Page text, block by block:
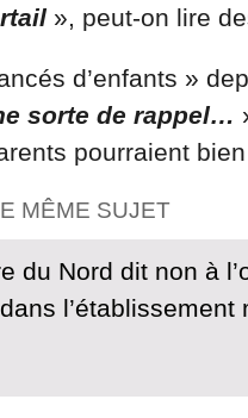
», peut-on lire
d’enfants »
sorte de rappel…
pourraient
MÊME SUJET
du Nord dit non à
l’établissement